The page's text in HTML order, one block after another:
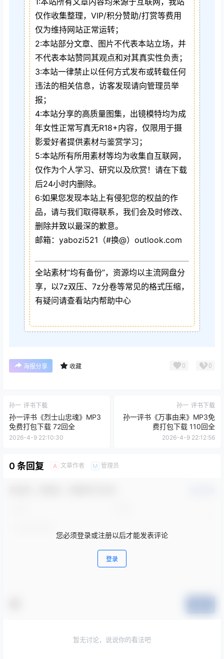
仅作收集整理，VIP/积分赞助/打赏等费用
仅为维持网站正常运转；
2:本站部分文章、图片不代表本站立场，并
不代表本站赞同其观点和对其真实性负责；
3:本站一律禁止以任何方式发布或转载任何
违法的相关信息，访客发现请向管理员举
报；
4:本站分享的高质量图集，出镜模特均为成
年女性正常写真无R18+内容，仅限用于摄
影爱好者提供素材与鉴赏学习；
5:本站所有所用素材等均为收集自互联网，
仅作为个人学习、研究以及欣赏！请在下载
后24小时内删除。
6:如果您发现本站上有侵犯您的权益的作
品，请与我们取得联系，我们会及时修改、
删除并致以最深的歉意。
邮箱：yabozi521（#换@）outlook.com
全站素材“均有备份”，资源均以主流网盘分
享，以7z双压、7z分卷等常见的格式压缩，
有疑问请查看站内帮助中心
海报分享 收藏 0 0
孙一 评书下载
孙一评书《烈士山忠魂》MP3
免费打包下载 72回全
2026-4-9 22:10:30
孙一 评书下载
孙一评书《万事由来》MP3免
费打包下载 110回全
2026-4-9 22:12:56
0 条回复 A 文章作者 M 管理员
您必须登录或注册以后才能发表评论
登录
暂无讨论，说说你的看法吧